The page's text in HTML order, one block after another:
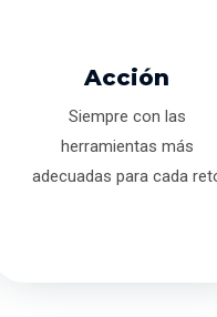
Acción
Siempre con las
herramientas más
adecuadas para cada